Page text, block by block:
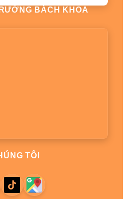
BÁCH KHOA
TÔI